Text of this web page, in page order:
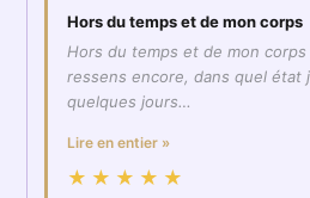
Hors du temps et de mon corps
Hors du temps et de mon corps
ressens encore, dans quel état
quelques jours…
Lire en entier »
★★★★★